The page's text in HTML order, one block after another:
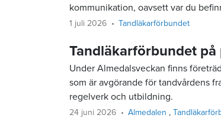
kommunikation, oavsett var du
1 juli 2026 Tandläkarförbundet
Tandläkarförbundet på
Under Almedalsveckan finns
som är avgörande för tandvårdens
regelverk och utbildning.
24 juni 2026 Almedalen